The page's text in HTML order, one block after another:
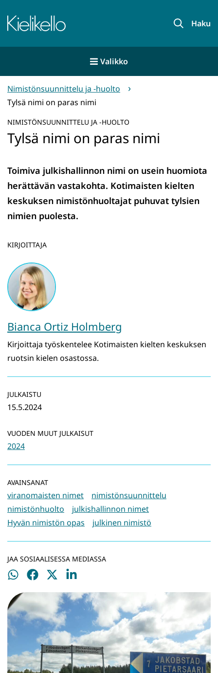
sisältöön
Etusivu Haku
Valikko
Nimistönsuunnittelu ja -huolto
Tylsä nimi on paras nimi
NIMISTÖNSUUNNITTELU JA -HUOLTO
Tylsä nimi on paras nimi
Toimiva julkishallinnon nimi on usein huomiota
herättävän vastakohta. Kotimaisten kielten
keskuksen nimistönhuoltajat puhuvat tylsien
nimien puolesta.
KIRJOITTAJA
Bianca Ortiz Holmberg
Kirjoittaja työskentelee Kotimaisten kielten keskuksen
ruotsin kielen osastossa.
JULKAISTU
15.5.2024
VUODEN MUUT JULKAISUT
2024
AVAINSANAT
viranomaisten nimet
nimistönsuunnittelu
nimistönhuolto
julkishallinnon nimet
Hyvän nimistön opas
julkinen nimistö
JAA SOSIAALISESSA MEDIASSA
Jaa
Jaa
Jaa
Jaa